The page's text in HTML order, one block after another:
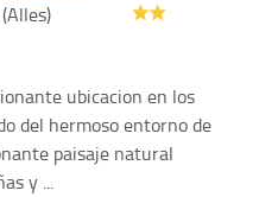
ubicacion en los
del hermoso entorno de
paisaje natural
y ...